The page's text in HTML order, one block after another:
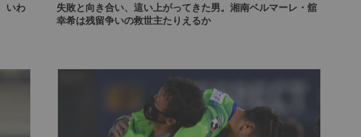
いわ
失敗と向き合い、這い上がってきた男。湘南ベルマーレ・舘
幸希は残留争いの救世主たりえるか